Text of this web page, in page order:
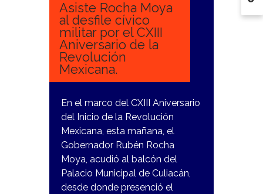
Asiste Rocha Moya
al desfile cívico
militar por el CXIII
Aniversario de la
Revolución
Mexicana.
En el marco del CXIII Aniversario
del Inicio de la Revolución
Mexicana, esta mañana, el
Gobernador Rubén Rocha
Moya, acudió al balcón del
Palacio Municipal de Culiacán,
desde donde presenció el